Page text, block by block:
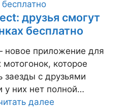
друзья смогут
бесплатно
новое приложение для
которое
заезды с друзьями
у них нет полной…
далее